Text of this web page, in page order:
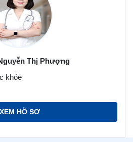
Thị Phượng
khỏe
XEM HỒ SƠ